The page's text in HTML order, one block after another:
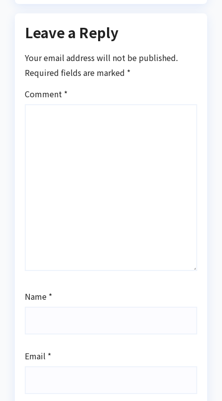
Leave a Reply
Your email address will not be published.
Required fields are marked *
Comment *
Name *
Email *